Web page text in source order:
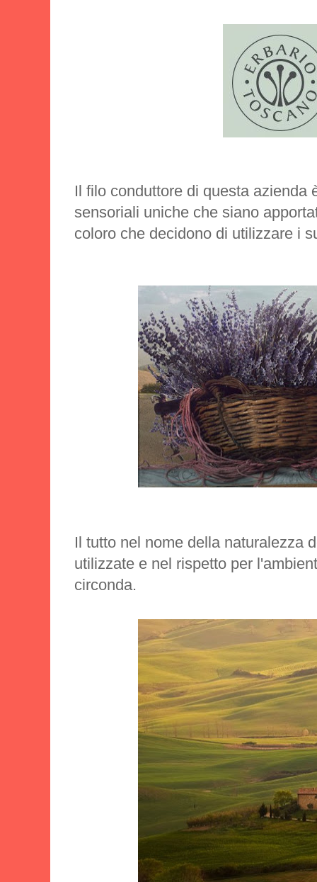
Il filo conduttore di questa azienda
sensoriali uniche che siano
coloro che decidono di utilizzare i
Il tutto nel nome della naturalezza
utilizzate e nel rispetto per
circonda.